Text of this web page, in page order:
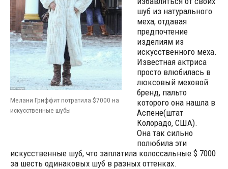
Мелани Гриффит потратила $7000 на
искусственные шубы
шуб из натурального
меха, отдавая
предпочтение
изделиям из
искусственного меха.
Известная актриса
просто влюбилась в
люксовый меховой
бренд, пальто
которого она нашла в
Аспене(штат
Колорадо, США).
Она так сильно
полюбила эти
искусственные шуб, что заплатила колоссальные $ 7000
за шесть одинаковых шуб в разных оттенках.